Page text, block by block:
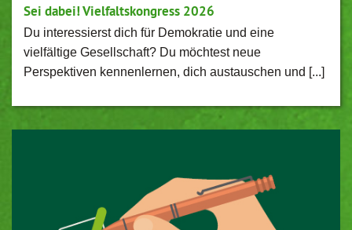
Sei dabei! Vielfaltskongress 2026
Du interessierst dich für Demokratie und eine
vielfältige Gesellschaft? Du möchtest neue
Perspektiven kennenlernen, dich austauschen und [...]